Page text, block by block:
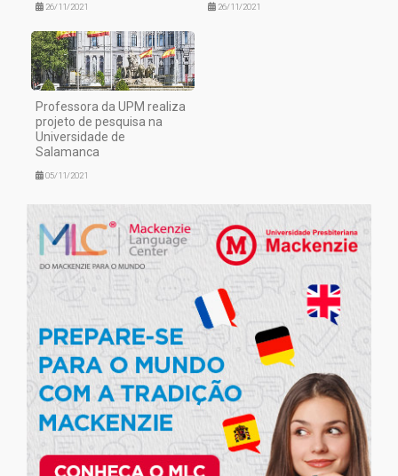
26/11/2021 26/11/2021
Professora da UPM realiza
projeto de pesquisa na
Universidade de
Salamanca
05/11/2021